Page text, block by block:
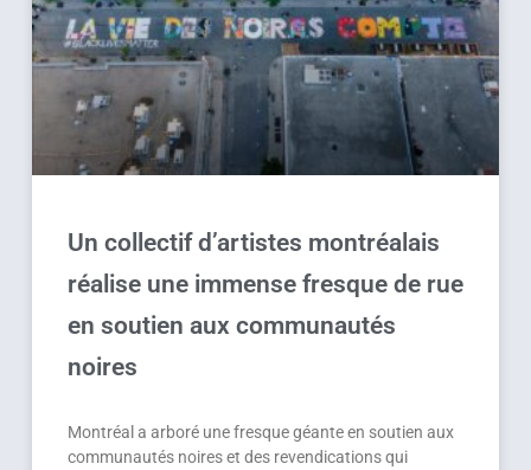
Un collectif d’artistes montréalais
réalise une immense fresque de rue
en soutien aux communautés
noires
Montréal a arboré une fresque géante en soutien aux
communautés noires et des revendications qui